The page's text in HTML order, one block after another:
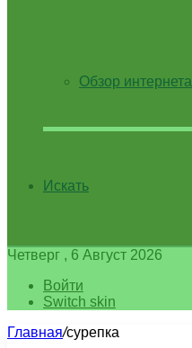
Обзор интернета
Искать
Четверг , 6 Август 2026
Войти
Switch skin
Главная/сурепка